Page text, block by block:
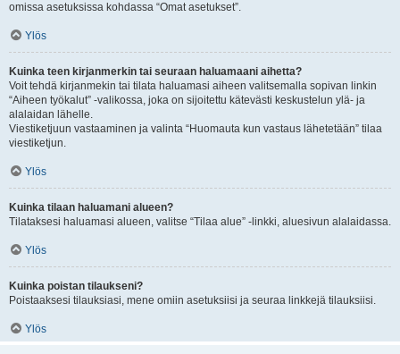
omissa asetuksissa kohdassa “Omat asetukset”.
Ylös
Kuinka teen kirjanmerkin tai seuraan haluamaani aihetta?
Voit tehdä kirjanmekin tai tilata haluamasi aiheen valitsemalla sopivan linkin
“Aiheen työkalut” -valikossa, joka on sijoitettu kätevästi keskustelun ylä- ja
alalaidan lähelle.
Viestiketjuun vastaaminen ja valinta “Huomauta kun vastaus lähetetään” tilaa
viestiketjun.
Ylös
Kuinka tilaan haluamani alueen?
Tilataksesi haluamasi alueen, valitse “Tilaa alue” -linkki, aluesivun alalaidassa.
Ylös
Kuinka poistan tilaukseni?
Poistaaksesi tilauksiasi, mene omiin asetuksiisi ja seuraa linkkejä tilauksiisi.
Ylös